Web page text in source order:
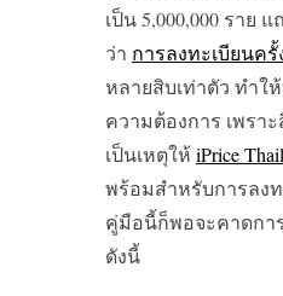
เป็น5,000,000 ราย แ
ว่า การลงทะเบียนค
หลายสิบเท่าตัว ทำ
ความต้องการ เพรา
เป็นเหตุให้iPrice
พร้อมสำหรับการลง
คู่มือนี้ก็พอจะคาดกา
ดังนี้